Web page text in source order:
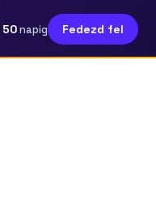
50napig Fedezd fel